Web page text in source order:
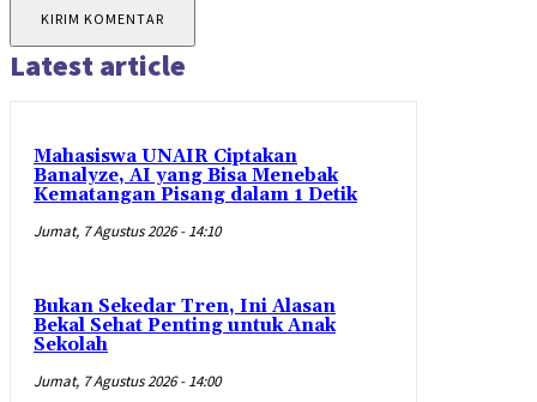
Latest article
Mahasiswa UNAIR Ciptakan
Banalyze, AI yang Bisa Menebak
Kematangan Pisang dalam 1 Detik
Jumat, 7 Agustus 2026 - 14:10
Bukan Sekedar Tren, Ini Alasan
Bekal Sehat Penting untuk Anak
Sekolah
Jumat, 7 Agustus 2026 - 14:00